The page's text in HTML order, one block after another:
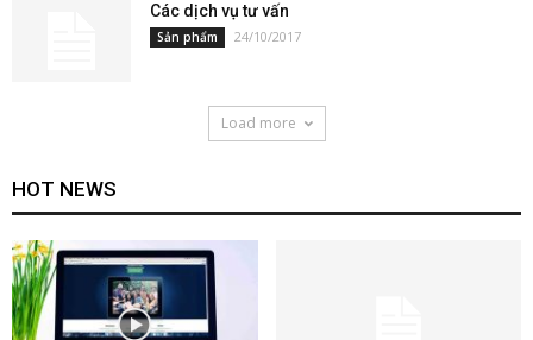
Các dịch vụ tư vấn
Sản phẩm 24/10/2017
Load more
HOT NEWS